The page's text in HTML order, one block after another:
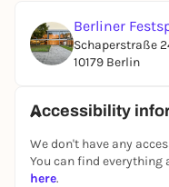
Berliner
Schaperstraße
10179 Berlin
Accessibility
We don't have any
You can find
here.